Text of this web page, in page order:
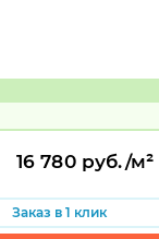
Код:
1113502
16 780 руб./м²
Заказ в 1 клик